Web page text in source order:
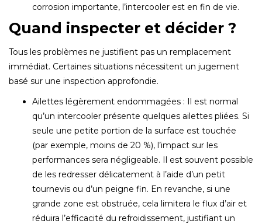
corrosion importante, l’intercooler est en fin de vie.
Quand inspecter et décider ?
Tous les problèmes ne justifient pas un remplacement
immédiat. Certaines situations nécessitent un jugement
basé sur une inspection approfondie.
Ailettes légèrement endommagées : Il est normal
qu’un intercooler présente quelques ailettes pliées. Si
seule une petite portion de la surface est touchée
(par exemple, moins de 20 %), l’impact sur les
performances sera négligeable. Il est souvent possible
de les redresser délicatement à l’aide d’un petit
tournevis ou d’un peigne fin. En revanche, si une
grande zone est obstruée, cela limitera le flux d’air et
réduira l’efficacité du refroidissement, justifiant un